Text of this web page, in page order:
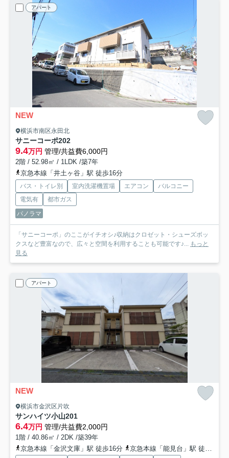
アパート
NEW
横浜市南区永田北
サニーコーポ202
9.4万円 管理/共益費6,000円
2階 / 52.98㎡ / 1LDK /築7年
京急本線「井土ヶ谷」駅 徒歩16分
バス・トイレ別 室内洗濯機置場 エアコン
バルコニー
電気有
都市ガス
パノラマ
「サニーコーポ」のここがイチオシ♪収納はクロゼット・シューズボッ
クスなど豊富なので、広々と空間を利用することも可能です♪...
もっと
見る
アパート
NEW
横浜市金沢区片吹
サンハイツ小山201
6.4万円 管理/共益費2,000円
1階 / 40.86㎡ / 2DK /築39年
京急本線「金沢文庫」駅 徒歩16分
京急本線「能見台」駅 徒歩17分